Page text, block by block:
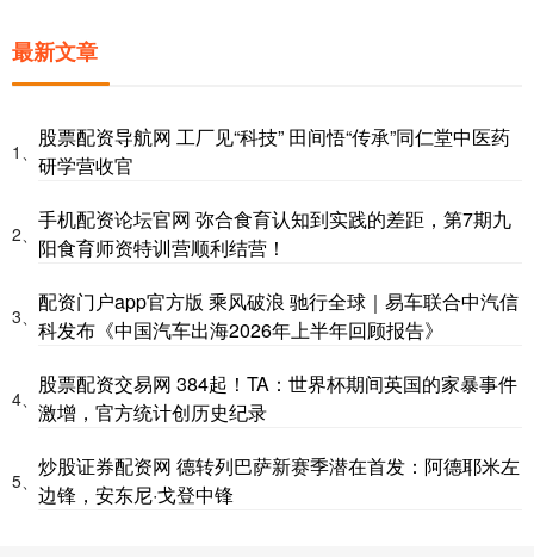
最新文章
1、
股票配资导航网 工厂见“科技” 田间悟“传承”同仁堂中医药
研学营收官
2、
手机配资论坛官网 弥合食育认知到实践的差距，第7期九
阳食育师资特训营顺利结营！
3、
配资门户app官方版 乘风破浪 驰行全球｜易车联合中汽信
科发布《中国汽车出海2026年上半年回顾报告》
4、
股票配资交易网 384起！TA：世界杯期间英国的家暴事件
激增，官方统计创历史纪录
5、
炒股证券配资网 德转列巴萨新赛季潜在首发：阿德耶米左
边锋，安东尼·戈登中锋